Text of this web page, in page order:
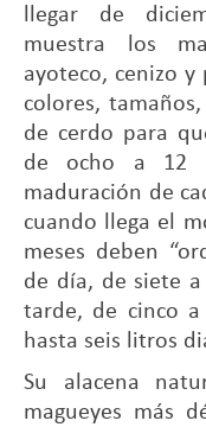
llegar de
muestra los
ayoteco, cenizo y
colores,
de cerdo para
de ocho a 12
maduración de
cuando llega el
meses deben
de día, de siete
tarde, de cinco a
hasta seis litros
Su alacena
magueyes más